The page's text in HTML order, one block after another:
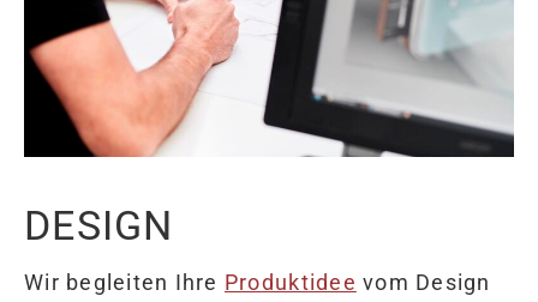
DESIGN
Wir begleiten Ihre Produktidee vom Design